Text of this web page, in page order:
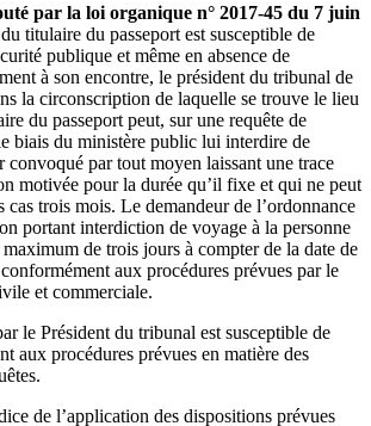
par la loi organique n° 2017-45 du 7 juin
titulaire du passeport est susceptible de
publique et même en absence de
à son encontre, le président du tribunal de
la circonscription de laquelle se trouve le lieu
du passeport peut, sur une requête de
biais du ministère public lui interdire de
convoqué par tout moyen laissant une trace
motivée pour la durée qu’il fixe et qui ne peut
cas trois mois. Le demandeur de l’ordonnance
portant interdiction de voyage à la personne
maximum de trois jours à compter de la date de
aux procédures prévues par le
et commerciale.
le Président du tribunal est susceptible de
aux procédures prévues en matière des
de l’application des dispositions prévues